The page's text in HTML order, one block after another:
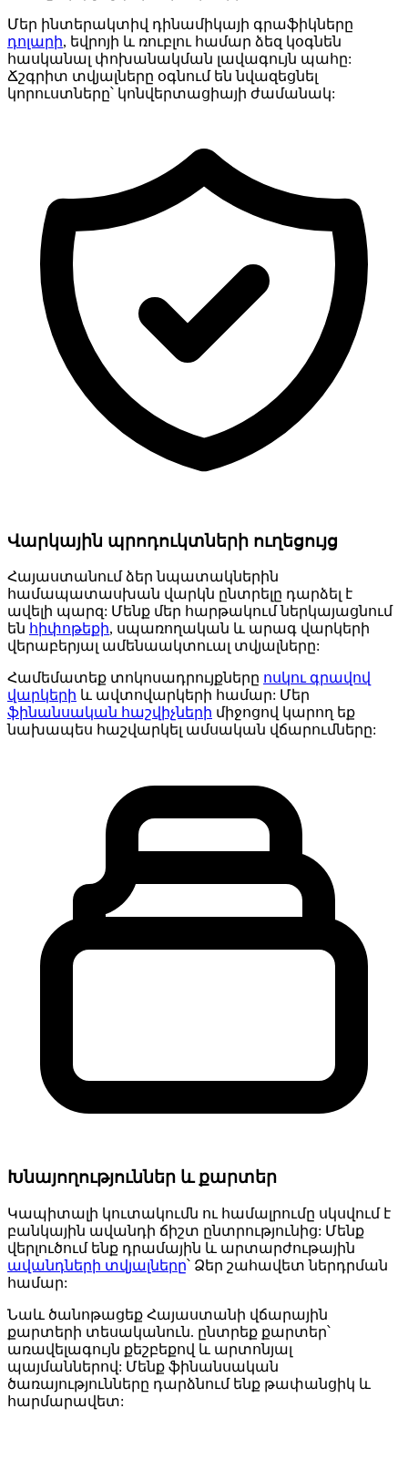
Մեր ինտերակտիվ դինամիկայի գրաֆիկները
դոլարի, եվրոյի և ռուբլու համար ձեզ կօգնեն
հասկանալ փոխանակման լավագույն պահը:
Ճշգրիտ տվյալները օգնում են նվազեցնել
կորուստները՝ կոնվերտացիայի ժամանակ:
Վարկային պրոդուկտների ուղեցույց
Հայաստանում ձեր նպատակներին
համապատասխան վարկն ընտրելը դարձել է
ավելի պարզ: Մենք մեր հարթակում ներկայացնում
են հիփոթեքի, սպառողական և արագ վարկերի
վերաբերյալ ամենաակտուալ տվյալները:
Համեմատեք տոկոսադրույքները ոսկու գրավով
վարկերի և ավտովարկերի համար: Մեր
ֆինանսական հաշվիչների միջոցով կարող եք
նախապես հաշվարկել ամսական վճարումները:
Խնայողություններ և քարտեր
Կապիտալի կուտակումն ու համալրումը սկսվում է
բանկային ավանդի ճիշտ ընտրությունից: Մենք
վերլուծում ենք դրամային և արտարժութային
ավանդների տվյալները՝ Ձեր շահավետ ներդրման
համար:
Նաև ծանոթացեք Հայաստանի վճարային
քարտերի տեսականուն. ընտրեք քարտեր՝
առավելագույն քեշբեքով և արտոնյալ
պայմաններով: Մենք ֆինանսական
ծառայությունները դարձնում ենք թափանցիկ և
հարմարավետ: